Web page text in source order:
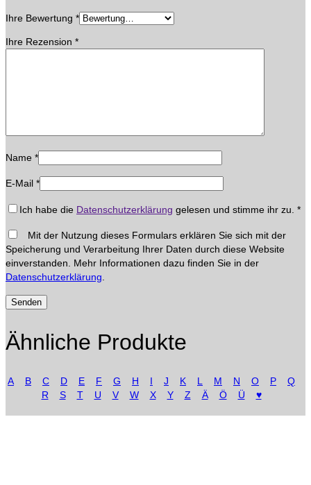
Ihre Bewertung *
Ihre Rezension *
Name *
E-Mail *
Ich habe die Datenschutzerklärung gelesen und stimme ihr zu. *
Mit der Nutzung dieses Formulars erklären Sie sich mit der
Speicherung und Verarbeitung Ihrer Daten durch diese Website
einverstanden. Mehr Informationen dazu finden Sie in der
Datenschutzerklärung
Ähnliche Produkte
A B C D E F G H I J K L M N O P
Q
R
S T U V W X Y Z Ä Ö Ü ♥